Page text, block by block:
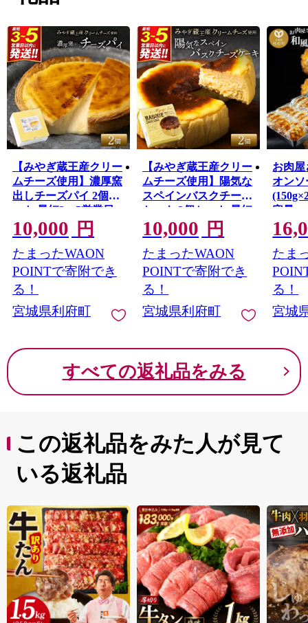
【みやぎ蔵王産クリー
ムチーズ使用】濃厚窯
出しチーズパイ 2個セ
ット 最短3〜5営業日
以内発送 [パティシエ
ムー モル モル
patissier mou mol molle
スイーツ P＆Cファク
トリー キャラメル ク
リームチーズ ふわと
ろ] 宮城県利府町
10,000 円
たまったWAON
POINTで寄附でき
る！
宮城県利府町
【みやぎ蔵王産クリー
ムチーズ使用】陽気な
スペインバスクチーズ
ケーキ 2個セット 最短
3〜5営業日以内発送
[パティシエ ムー モル
モル patissier mou mol
molle スイーツ P＆Cフ
ァクトリー キャラメ
ル クリームチーズ ふ
わとろ] 宮城県利府町
10,000 円
たまったWAON
POINTで寄附でき
る！
宮城県利府町
お肉
オンソ
容量
かず
湯せん
包装
お試
たま
る！
宮城
すべての返礼品をみる
この返礼品をみた人が見て
いる返礼品